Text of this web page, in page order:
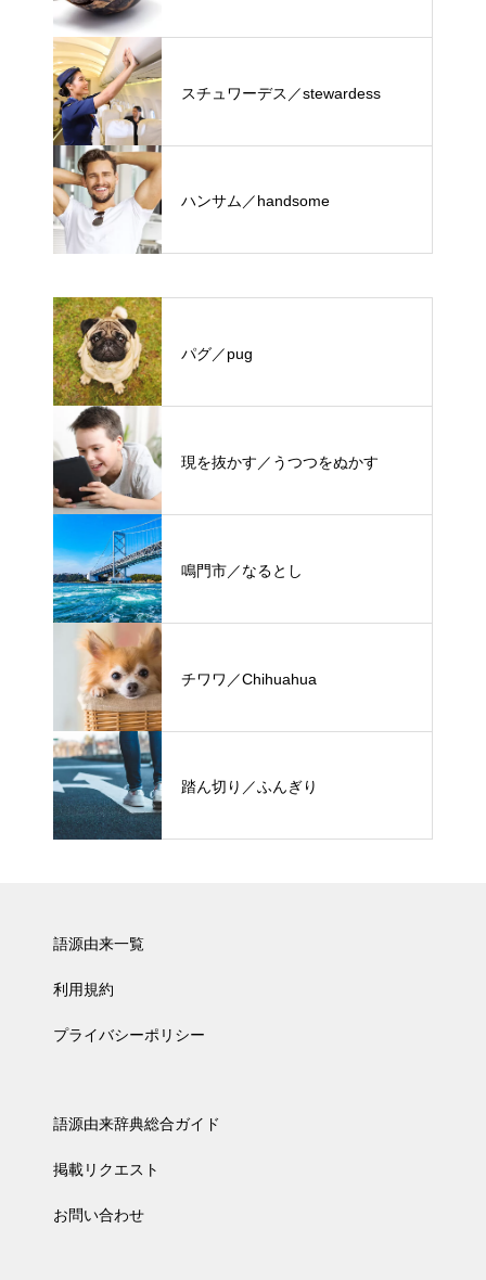
スチュワーデス／stewardess
ハンサム／handsome
パグ／pug
現を抜かす／うつつをぬかす
鳴門市／なるとし
チワワ／Chihuahua
踏ん切り／ふんぎり
語源由来一覧
利用規約
プライバシーポリシー
語源由来辞典総合ガイド
掲載リクエスト
お問い合わせ